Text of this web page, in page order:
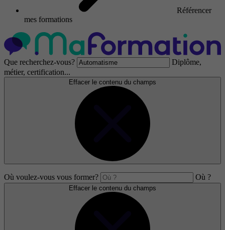
Référencer
mes formations
Que recherchez-vous?
Diplôme,
métier, certification...
Effacer le contenu du champs
Où voulez-vous vous former? Où ?
Effacer le contenu du champs